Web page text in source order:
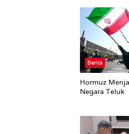
Berita
Hormuz
Negara Teluk